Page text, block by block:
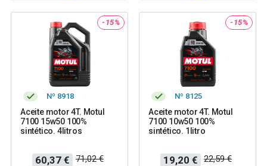
-15%
Nº 8918
Aceite motor 4T. Motul
7100 15w50 100%
sintético. 4litros
Precio
60,37 €
Precio
71,02 €
-15%
Nº 8125
Aceite motor 4T. Motul
7100 10w50 100%
sintético. 1litro
Precio
19,20 €
Precio
22,59 €